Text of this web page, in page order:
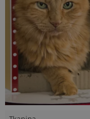
Doskonale wiemy, że
na to, co najlepsze!
Boże Narodzenie w
opakowania z
świąteczne prezenty
smakołyki, zabawki
na prezent od Świętego
Wysoka jakość i
Oferowane przez nas
jakości tkaniny z